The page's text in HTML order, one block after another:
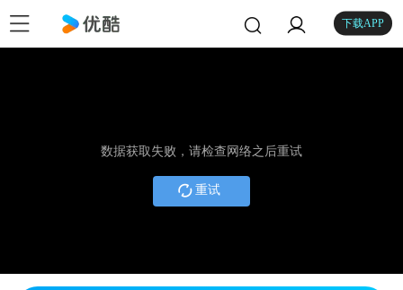
下载APP
数据获取失败，请检查网络之后重试
重试